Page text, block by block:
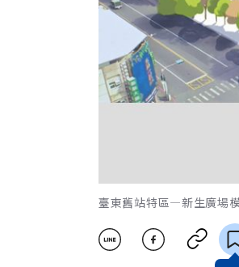
臺東舊站特區—新生廣場